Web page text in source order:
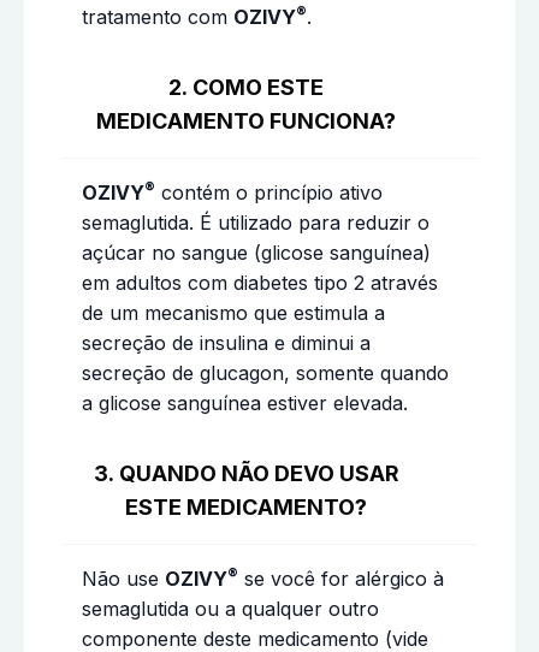
tratamento com OZIVY®.
2. COMO ESTE
MEDICAMENTO FUNCIONA?
OZIVY® contém o princípio ativo
semaglutida. É utilizado para reduzir o
açúcar no sangue (glicose sanguínea)
em adultos com diabetes tipo 2 através
de um mecanismo que estimula a
secreção de insulina e diminui a
secreção de glucagon, somente quando
a glicose sanguínea estiver elevada.
3. QUANDO NÃO DEVO USAR
ESTE MEDICAMENTO?
Não use OZIVY® se você for alérgico à
semaglutida ou a qualquer outro
componente deste medicamento (vide